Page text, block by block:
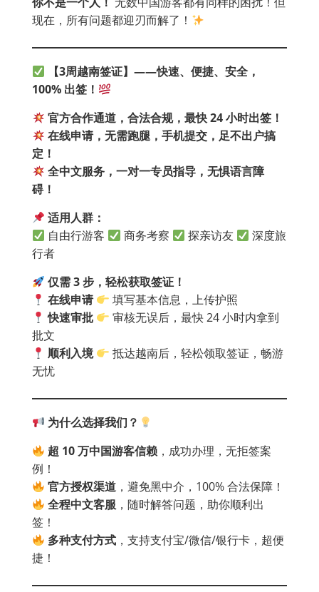
现在，所有问题都迎刃而解了！
【3周越南签证】——快速、便捷、安全，
100% 出签！
官方合作通道，合法合规，最快 24小时出签！
在线申请，无需跑腿，手机提交，足不出户搞
定！
全中文服务，一对一专员指导，无惧语言障
碍！
适用人群：
自由行游客
商务考察 探亲访友
深度旅
行者
仅需 3步，轻松获取签证！
在线申请
填写基本信息，上传护照
快速审批
审核无误后，最快 24 小时内拿到
批文
顺利入境
抵达越南后，轻松领取签证，畅游
无忧
为什么选择我们？
超 10万中国游客信赖 ，成功办理，无拒签案
例！
官方授权渠道 ，避免黑中介，100% 合法保障！
全程中文客服 ，随时解答问题，助你顺利出
签！
多种支付方式 ，支持支付宝/微信/银行卡，超便
捷！